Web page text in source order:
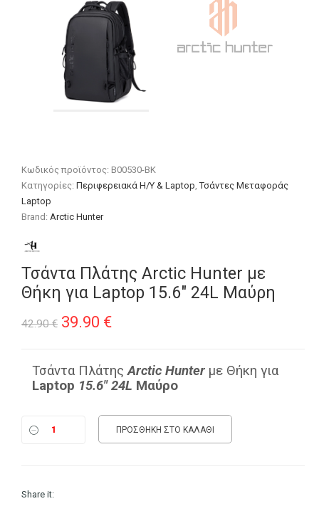
Κωδικός προϊόντος: B00530-BK
Κατηγορίες:Περιφερειακά Η/Υ & Laptop,Τσάντες Μεταφοράς
Laptop
Brand:Arctic Hunter
Τσάντα Πλάτης Arctic Hunter με
Θήκη για Laptop 15.6″ 24L Μαύρη
42.90€ Original
was:
42.90 €.
39.90 €Η
τιμή
είναι:
39.90 €.
Τσάντα ΠλάτηςArctic Hunter με Θήκη για
Laptop 15.6″ 24L Μαύρο
ΠΡΟΣΘΉΚΗ ΣΤΟ ΚΑΛΆΘΙ
Share it: